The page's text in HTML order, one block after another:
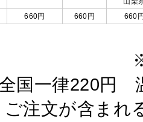
660円 660円 660
一律220円
ご注文が含ま